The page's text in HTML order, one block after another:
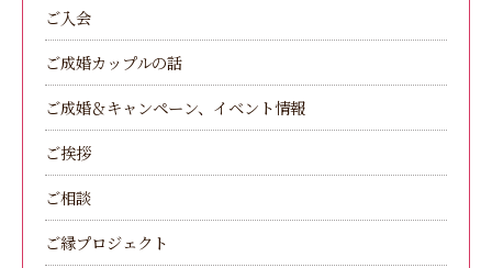
ご入会
ご成婚カップルの話
ご成婚＆キャンペーン、イベント情報
ご挨拶
ご相談
ご縁プロジェクト